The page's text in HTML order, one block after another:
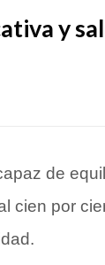
y
de
cien por